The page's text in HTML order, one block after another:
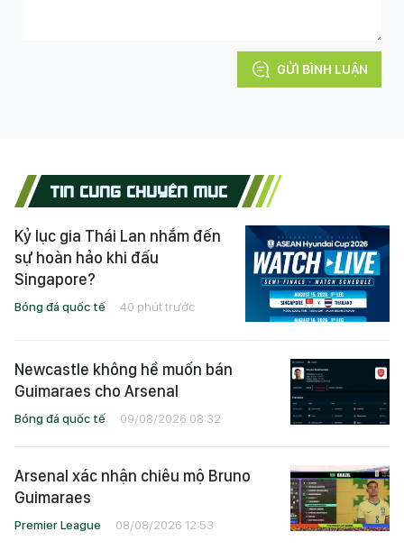
GỬI BÌNH LUẬN
TIN CÙNG CHUYÊN MỤC
Kỷ lục gia Thái Lan nhắm đến
sự hoàn hảo khi đấu
Singapore?
Bóng đá quốc tế 40 phút trước
Newcastle không hề muốn bán
Guimaraes cho Arsenal
Bóng đá quốc tế 09/08/2026 08:32
Arsenal xác nhận chiêu mộ Bruno
Guimaraes
Premier League 08/08/2026 12:53